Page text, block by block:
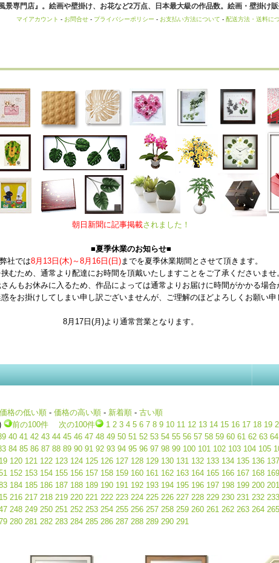
景専門店』。絵画や壁掛け、お花など2万点、日本最大級の作品数。絵画・壁掛け
マイアカウント - お問合せ - プライバシーポリシー - お支払い方法について - 配送方法・送料に
朝日新聞に記事掲載されました！
■夏季休業のお知らせ■
弊社では8月13日(木)～8月16日(日)までを夏季休業期間とさせて頂きます。
むため、通常より配達にお時間を頂戴いたしますことをご了承くださいませ。
んもお休みに入るため、作品によっては通常よりお届けに時間がかかる場合
をお掛けしてしまい申し訳ございませんが、ご理解のほどよろしくお願い申
8月17日(月)より通常営業となります。
価格の低い順 - 価格の高い順 - 新着順 - 古い順
前の100件 次の100件 1 2 3 4 5 6 7 8 9 10 11 12 13 14 15 16 17 18 19
40 41 42 43 44 45 46 47 48 49 50 51 52 53 54 55 56 57 58 59 60 61 62 63 64
84 85 86 87 88 89 90 91 92 93 94 95 96 97 98 99 100 101 102 103 104 105
120 121 122 123 124 125 126 127 128 129 130 131 132 133 134 135 136 137
152 153 154 155 156 157 158 159 160 161 162 163 164 165 166 167 168 169
184 185 186 187 188 189 190 191 192 193 194 195 196 197 198 199 200 201
216 217 218 219 220 221 222 223 224 225 226 227 228 229 230 231 232 233
248 249 250 251 252 253 254 255 256 257 258 259 260 261 262 263 264 265
280 281 282 283 284 285 286 287 288 289 290 291